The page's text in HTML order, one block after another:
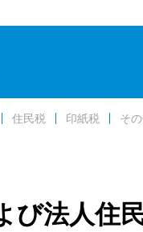
住民税 印紙税 そ
び法人住